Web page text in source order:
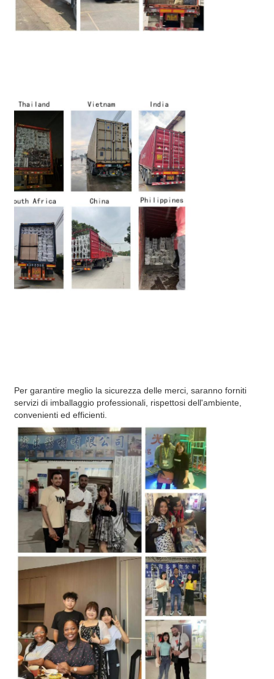
Per garantire meglio la sicurezza delle merci, saranno forniti
servizi di imballaggio professionali, rispettosi dell'ambiente,
convenienti ed efficienti.